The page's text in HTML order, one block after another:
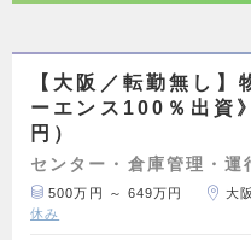
【大阪／転勤無し】
ーエンス100％出資
円）
センター・倉庫管理・運
500万円 ～ 649万円 大
休み